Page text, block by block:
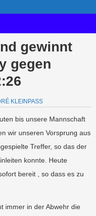
gewinnt
gegen
KLEINPASS
bis unsere Mannschaft
wir unseren Vorsprung aus
Treffer, so das der
konnte. Heute
bereit , so dass es zu
immer in der Abwehr die